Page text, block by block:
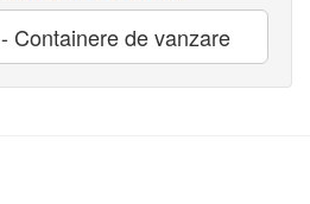
Containere de vanzare